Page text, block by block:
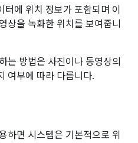
에 위치 정보가 포함되며 이
상을 녹화한 위치를 보여줍니
는 방법은 사진이나 동영상의
여부에 따라 다릅니다.
하면 시스템은 기본적으로 위